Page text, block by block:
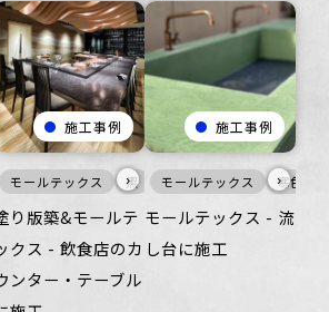
間
施工事例
モールテックス 黒 家具・什器 壁 つるつ
›
り版築&モールテ
クス - 飲食店のカ
ンター・テーブル
施工事例
モールテックス 寒色
›
モールテックス - 流
し台に施工